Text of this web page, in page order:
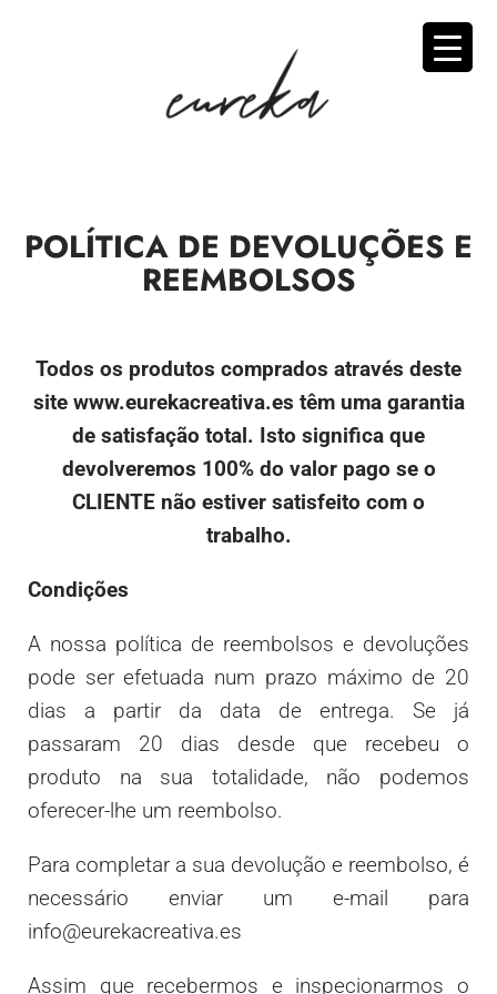
POLÍTICA DE DEVOLUÇÕES E
REEMBOLSOS
Todos os produtos comprados através deste
site www.eurekacreativa.es têm uma garantia
de satisfação total. Isto significa que
devolveremos 100% do valor pago se o
CLIENTE não estiver satisfeito com o
trabalho.
Condições
A nossa política de reembolsos e devoluções
pode ser efetuada num prazo máximo de 20
dias a partir da data de entrega. Se já
passaram 20 dias desde que recebeu o
produto na sua totalidade, não podemos
oferecer-lhe um reembolso.
Para completar a sua devolução e reembolso, é
necessário enviar um e-mail para
info@eurekacreativa.es
Assim que recebermos e inspecionarmos o